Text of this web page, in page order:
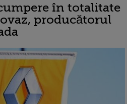
în totalitate
producătorul